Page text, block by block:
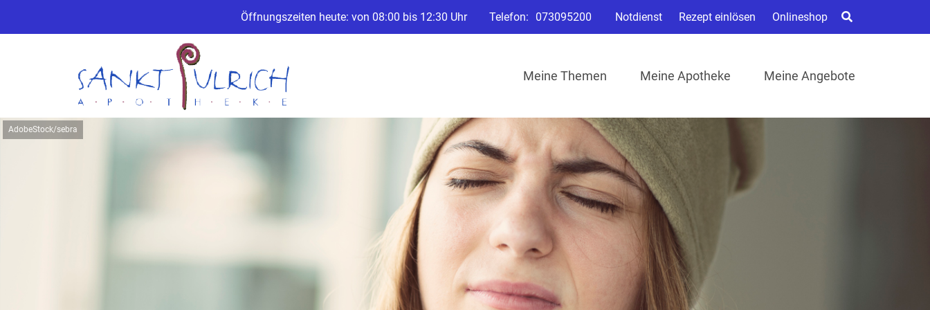
Öffnungszeiten heute: von 08:00 bis 12:30 Uhr Telefon: 073095200 Notdienst Rezept einlösen Onlineshop
Meine Themen Meine Apotheke Meine Angebote
AdobeStock/sebra